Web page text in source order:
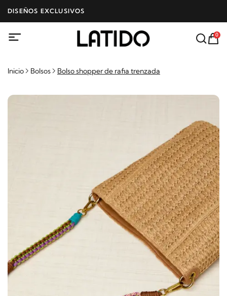
DISEÑOS EXCLUSIVOS
0
Inicio Bolsos Bolso shopper de rafia trenzada